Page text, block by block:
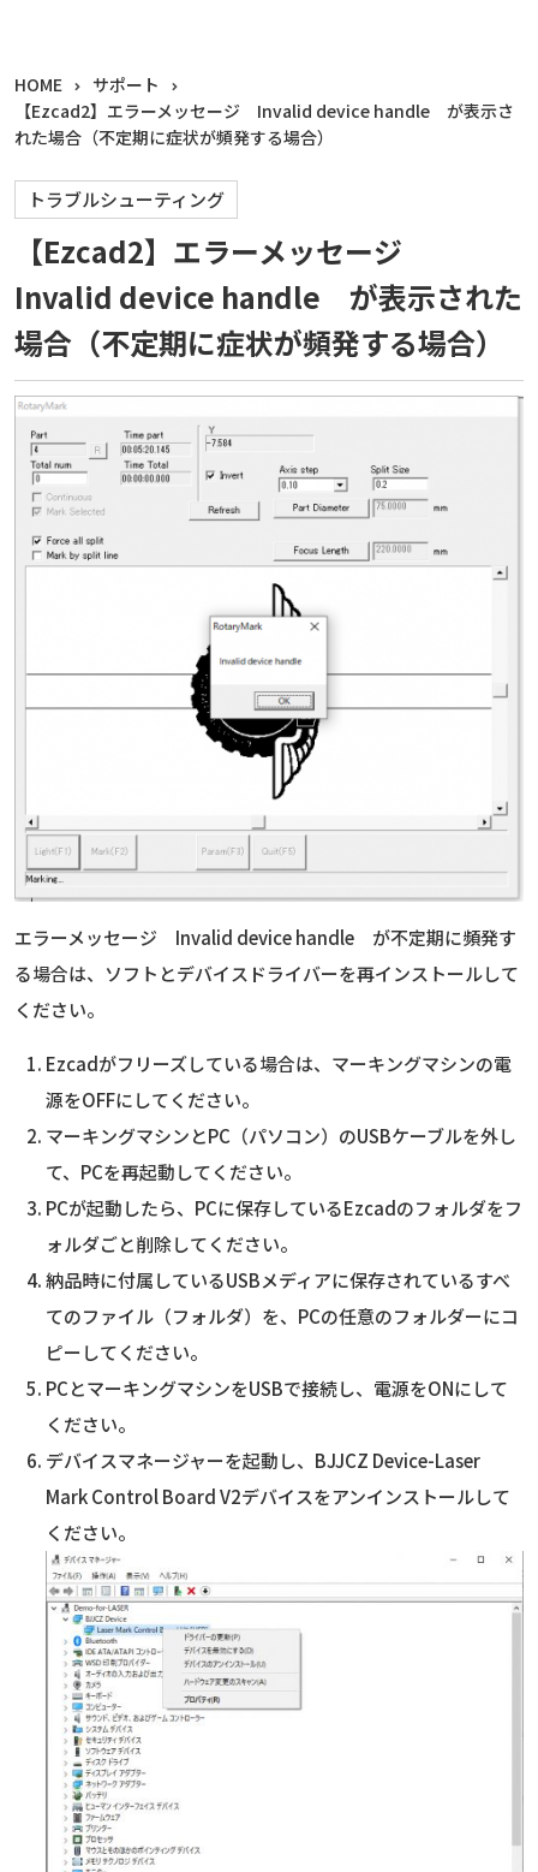
HOME
サポート
【Ezcad2】エラーメッセージ Invalid device handle が表示さ
れた場合（不定期に症状が頻発する場合）
トラブルシューティング
【Ezcad2】エラーメッセージ
Invalid device handle が表示された
場合（不定期に症状が頻発する場合）
エラーメッセージ Invalid device handle が不定期に頻発す
る場合は、ソフトとデバイスドライバーを再インストールして
ください。
Ezcadがフリーズしている場合は、マーキングマシンの電
源をOFFにしてください。
マーキングマシンとPC（パソコン）のUSBケーブルを外し
て、PCを再起動してください。
PCが起動したら、PCに保存しているEzcadのフォルダをフ
ォルダごと削除してください。
納品時に付属しているUSBメディアに保存されているすべ
てのファイル（フォルダ）を、PCの任意のフォルダーにコ
ピーしてください。
PCとマーキングマシンをUSBで接続し、電源をONにして
ください。
デバイスマネージャーを起動し、BJJCZ Device-Laser
Mark Control Board V2デバイスをアンインストールして
ください。